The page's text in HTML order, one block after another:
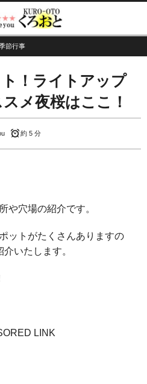
節行事
！ライトアップ
メ夜桜はここ！
約 5 分
や穴場の紹介です。
ットがたくさんありますの
いたします。
LINK